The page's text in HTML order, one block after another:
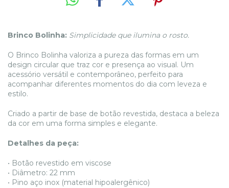
Brinco Bolinha: Simplicidade que ilumina o rosto.
O Brinco Bolinha valoriza a pureza das formas em um
design circular que traz cor e presença ao visual. Um
acessório versátil e contemporâneo, perfeito para
acompanhar diferentes momentos do dia com leveza e
estilo.
Criado a partir de base de botão revestida, destaca a beleza
da cor em uma forma simples e elegante.
Detalhes da peça:
• Botão revestido em viscose
• Diâmetro: 22 mm
• Pino aço inox (material hipoalergênico)